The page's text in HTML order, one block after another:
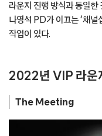
라운지 진행 방식과 동일한
나영석 PD가 이끄는 ‘채널
작업이 있다.
2022년 VIP 라운
The Meeting